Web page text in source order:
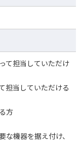
て担当していただけ
担当していただける
方
機器を据え付け、